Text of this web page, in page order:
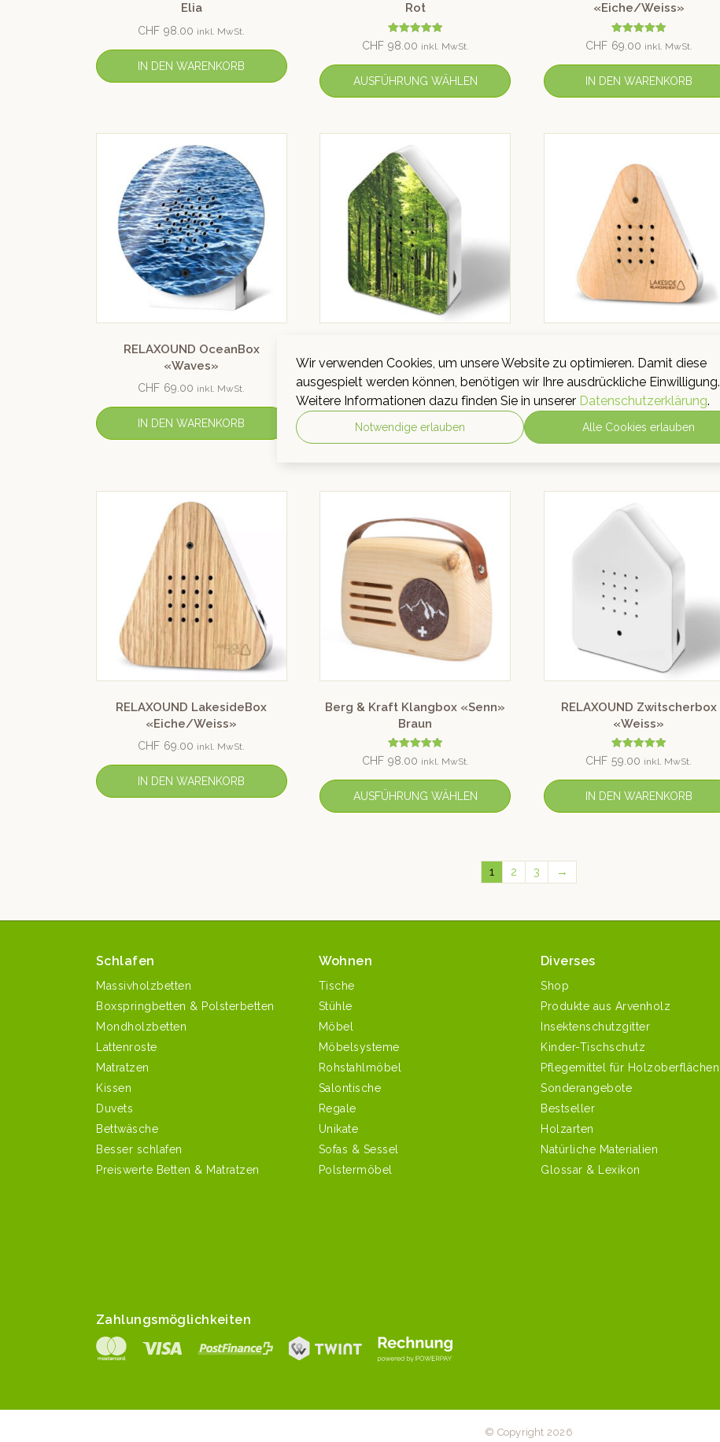
Elia
CHF 98.00 inkl. MwSt.
IN DEN WARENKORB
Rot
Bewertet mit
5.00
CHF 98.00 inkl. MwSt.
AUSFÜHRUNG WÄHLEN
«Eiche/Weiss»
Bewertet mit
5.00
CHF 69.00 inkl. MwSt.
IN DEN WARENKORB
RELAXOUND OceanBox
«Waves»
CHF 69.00 inkl. MwSt.
IN DEN WARENKORB
«Wald»
Bewertet mit
5.00
CHF 63.00 inkl. MwSt.
«Birke/Weiss»
CHF 69.00 inkl. MwSt.
IN DEN WARENKORB
RELAXOUND LakesideBox
«Eiche/Weiss»
CHF 69.00 inkl. MwSt.
IN DEN WARENKORB
Berg & Kraft Klangbox «Senn»
Braun
Bewertet mit
5.00
CHF 98.00 inkl. MwSt.
AUSFÜHRUNG WÄHLEN
RELAXOUND Zwitscherbox
«Weiss»
Bewertet mit
5.00
CHF 59.00 inkl. MwSt.
IN DEN WARENKORB
1 2 3 →
Schlafen
Massivholzbetten
Boxspringbetten & Polsterbetten
Mondholzbetten
Lattenroste
Matratzen
Kissen
Duvets
Bettwäsche
Besser schlafen
Preiswerte Betten & Matratzen
Wohnen
Tische
Stühle
Möbel
Möbelsysteme
Rohstahlmöbel
Salontische
Regale
Unikate
Sofas & Sessel
Polstermöbel
Diverses
Shop
Produkte aus Arvenholz
Insektenschutzgitter
Kinder-Tischschutz
Pflegemittel für Holzoberflächen
Sonderangebote
Bestseller
Holzarten
Natürliche Materialien
Glossar & Lexikon
Zahlungsmöglichkeiten
© Copyright 2026
Wir verwenden Cookies, um unsere Website zu optimieren. Damit diese
ausgespielt werden können, benötigen wir Ihre ausdrückliche Einwilligung.
Weitere Informationen dazu finden Sie in unserer Datenschutzerklärung.
Notwendige erlauben Alle Cookies erlauben